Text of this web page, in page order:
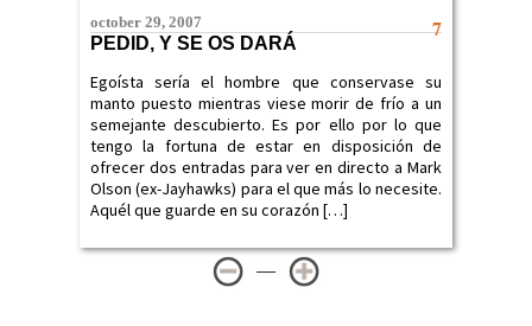
7
october 29, 2007
PEDID, Y SE OS DARÁ
Egoísta sería el hombre que conservase su
manto puesto mientras viese morir de frío a un
semejante descubierto. Es por ello por lo que
tengo la fortuna de estar en disposición de
ofrecer dos entradas para ver en directo a Mark
Olson (ex-Jayhawks) para el que más lo necesite.
Aquél que guarde en su corazón […]
—